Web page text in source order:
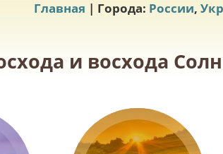
Главная | Города: России,
и восхода